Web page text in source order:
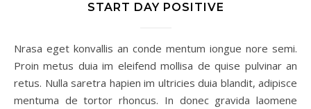
START DAY POSITIVE
Nrasa eget konvallis an conde mentum iongue nore semi.
Proin metus duia im eleifend mollisa de quise pulvinar an
retus. Nulla saretra hapien im ultricies duia blandit, adipisce
mentuma de tortor rhoncus. In donec gravida laomene